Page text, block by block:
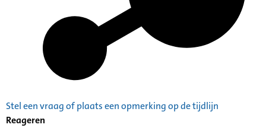
Stel een vraag of plaats een opmerking op de tijdlijn
Reageren